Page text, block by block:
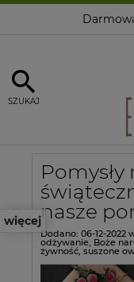
SZUKAJ
więcejnasze
Dodano: 06-12-2022
odżywanie, Boże
żywność, suszone